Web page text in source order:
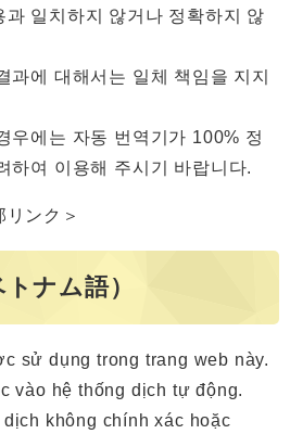
과 일치하지 않거나 정확하지 않
과에 대해서는 일체 책임을 지지
우에는 자동 번역기가 100% 정
하여 이용해 주시기 바랍니다.
リンク＞
ナム語）
sử dụng trong trang web này.
vào hệ thống dịch tự động.
không chính xác hoặc